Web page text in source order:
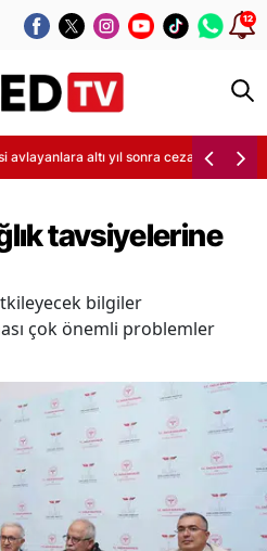
12
altı yıl sonra ceza kesildi
tavsiyelerine
bilgiler
çok önemli problemler